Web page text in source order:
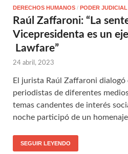
DERECHOS HUMANOS / PODER JUDICIAL
Raúl Zaffaroni: “La
Vicepresidenta es un
Lawfare”
24 abril, 2023
El jurista Raúl Zaffaroni dialogó
periodistas de diferentes
temas candentes de interés
noche participó de un
SEGUIR LEYENDO